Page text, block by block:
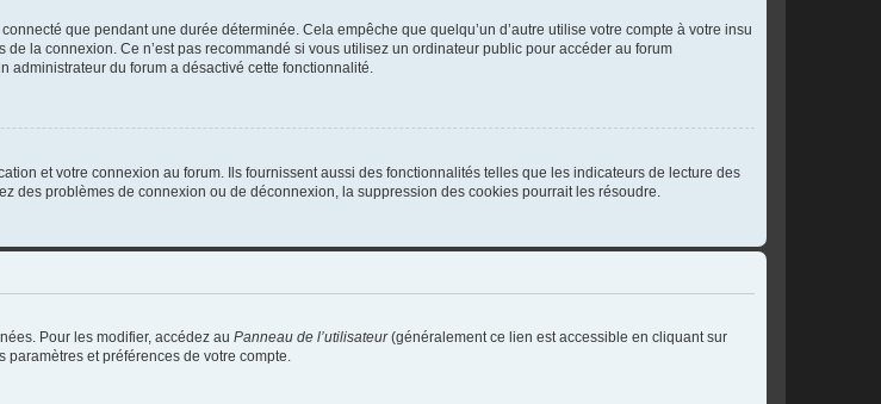
que pendant une durée déterminée. Cela empêche que quelqu’un d’autre utilise votre compte à votre insu
de la connexion. Ce n’est pas recommandé si vous utilisez un ordinateur public pour accéder au forum
administrateur du forum a désactivé cette fonctionnalité.
et votre connexion au forum. Ils fournissent aussi des fonctionnalités telles que les indicateurs de lecture des
des problèmes de connexion ou de déconnexion, la suppression des cookies pourrait les résoudre.
Pour les modifier, accédez au Panneau de l’utilisateur(généralement ce lien est accessible en cliquant sur
et préférences de votre compte.